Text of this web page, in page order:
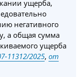
ущерба,
негативного
а общая сумма
ущерба
11312/2025, от